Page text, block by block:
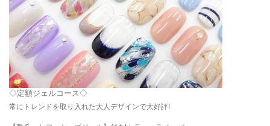
◇定額ジェルコース◇
常にトレンドを取り入れた大人デザインで大好評!